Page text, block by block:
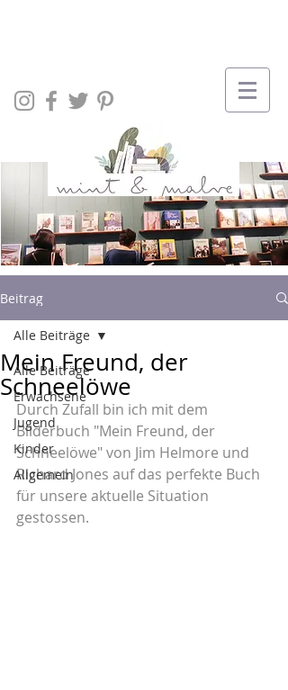
Beitrag
Alle Beiträge
Erwachsene
Jugend
Kinder
Allgemein
Alle Beiträge
Mein Freund, der
Schneelöwe
Durch Zufall bin ich mit dem
Bilderbuch "Mein Freund, der
Schneelöwe" von Jim Helmore und
Richard Jones auf das perfekte Buch
für unsere aktuelle Situation
gestossen.